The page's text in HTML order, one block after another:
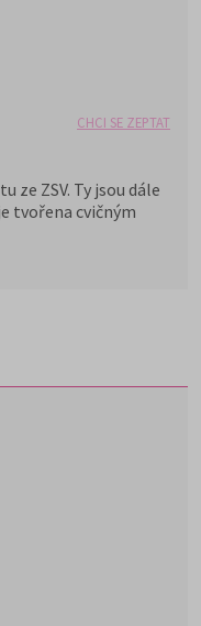
ze ZSV. Ty jsou dále
tvořena cvičným
CHCI SE ZEPTAT